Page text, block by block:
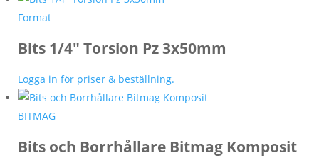
Format
Bits 1/4″ Torsion Pz 3x50mm
Logga in för priser & beställning.
BITMAG
Bits och Borrhållare Bitmag Komposit